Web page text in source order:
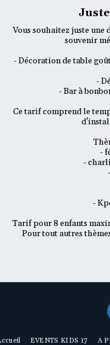
Vous souhaitez juste
souvenir
- Décoration de table
-
- Bar à
Ce tarif comprend le
-
-
-
Tarif pour 8 enfants
Pour tout autres
EVENTS KIDS 17 A